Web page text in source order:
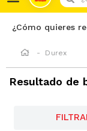
¿Cómo quieres
Durex
Resultado de